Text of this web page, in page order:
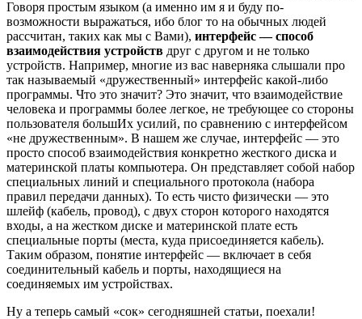
Говоря простым языком (а именно им я и буду по-
возможности выражаться, ибо блог то на обычных людей
рассчитан, таких как мы с Вами), интерфейс — способ
взаимодействия устройств друг с другом и не только
устройств. Например, многие из вас наверняка слышали про
так называемый «дружественный» интерфейс какой-либо
программы. Что это значит? Это значит, что взаимодействие
человека и программы более легкое, не требующее со стороны
пользователя большИх усилий, по сравнению с интерфейсом
«не дружественным». В нашем же случае, интерфейс — это
просто способ взаимодействия конкретно жесткого диска и
материнской платы компьютера. Он представляет собой набор
специальных линий и специального протокола (набора
правил передачи данных). То есть чисто физически — это
шлейф (кабель, провод), с двух сторон которого находятся
входы, а на жестком диске и материнской плате есть
специальные порты (места, куда присоединяется кабель).
Таким образом, понятие интерфейс — включает в себя
соединительный кабель и порты, находящиеся на
соединяемых им устройствах.
Ну а теперь самый «сок» сегодняшней статьи, поехали!